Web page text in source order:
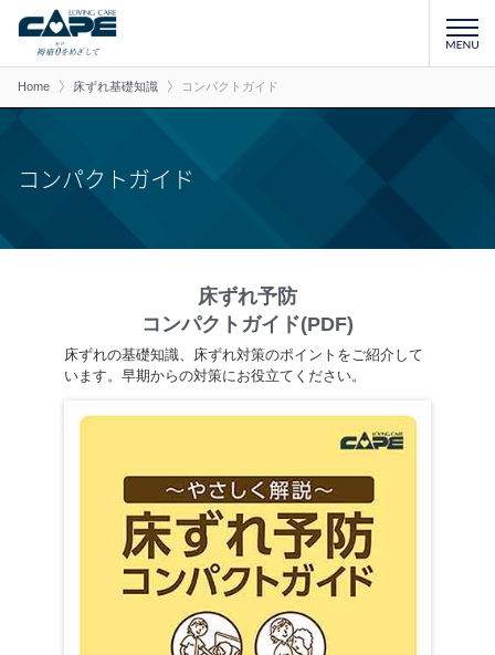
Home 床ずれ基礎知識 コンパクトガイド
コンパクトガイド
床ずれ予防
コンパクトガイド(PDF)
床ずれの基礎知識、床ずれ対策のポイントをご紹介して
います。早期からの対策にお役立てください。